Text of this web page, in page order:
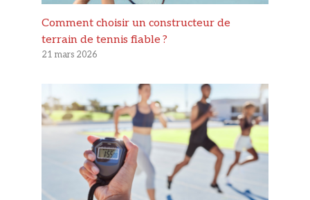
Comment choisir un constructeur de
terrain de tennis fiable ?
21 mars 2026